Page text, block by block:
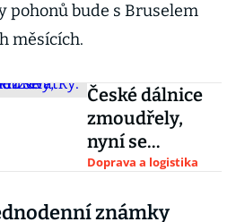
pohonů bude s Bruselem
měsících.
České dálnice
zmoudřely,
nyní se
přidávají
Varují řidiče
Doprava a logistika
známky